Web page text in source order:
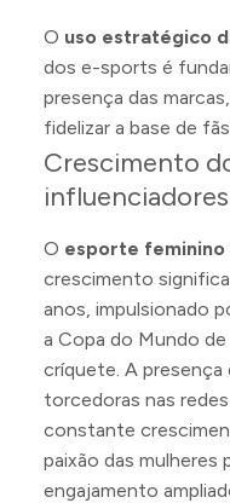
O uso estratégico
dos e-sports é
presença das
fidelizar a base de
Crescimento
influenciadores
O esporte feminino
crescimento
anos, impulsionado
a Copa do Mundo
críquete. A presença
torcedoras nas
constante
paixão das mulheres
engajamento